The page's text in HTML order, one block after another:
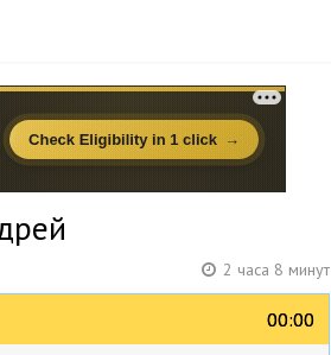
2 часа 8 минут
00:00
00:00